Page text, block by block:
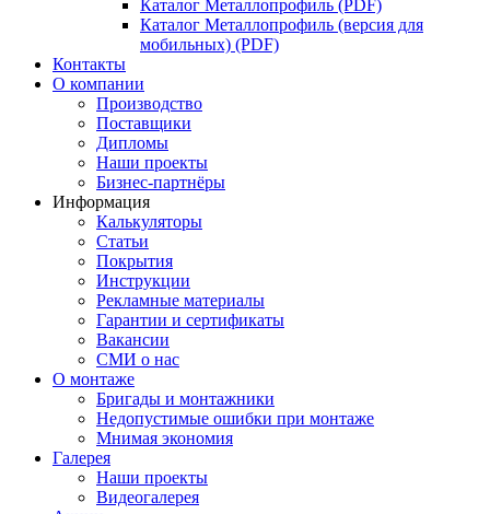
Каталог Металлопрофиль (PDF)
Каталог Металлопрофиль (версия для
мобильных) (PDF)
Контакты
О компании
Производство
Поставщики
Дипломы
Наши проекты
Бизнес-партнёры
Информация
Калькуляторы
Статьи
Покрытия
Инструкции
Рекламные материалы
Гарантии и сертификаты
Вакансии
СМИ о нас
О монтаже
Бригады и монтажники
Недопустимые ошибки при монтаже
Мнимая экономия
Галерея
Наши проекты
Видеогалерея